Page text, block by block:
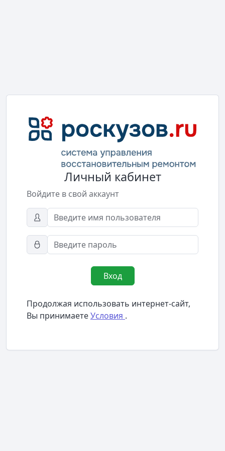
Личный кабинет
Войдите в свой аккаунт
Вход
Продолжая использовать интернет-сайт,
Вы принимаетеУсловия .